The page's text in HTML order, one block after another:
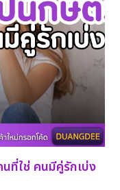
ที่ใช่ คนมีคู่รักเบ่ง